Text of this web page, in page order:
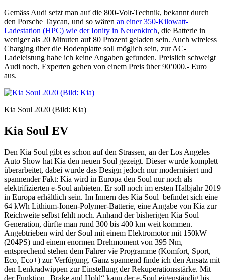
Gemäss Audi setzt man auf die 800-Volt-Technik, bekannt durch
den Porsche Taycan, und so wären an einer 350-Kilowatt-
Ladestation (HPC) wie der Ionity in Neuenkirch, die Batterie in
weniger als 20 Minuten auf 80 Prozent geladen sein. Auch wireless
Charging über die Bodenplatte soll möglich sein, zur AC-
Ladeleistung habe ich keine Angaben gefunden. Preislich schweigt
Audi noch, Experten gehen von einem Preis über 90’000.- Euro
aus.
Kia Soul 2020 (Bild: Kia)
Kia Soul EV
Den Kia Soul gibt es schon auf den Strassen, an der Los Angeles
Auto Show hat Kia den neuen Soul gezeigt. Dieser wurde komplett
überarbeitet, dabei wurde das Design jedoch nur modernisiert und
spannender Fakt: Kia wird in Europa den Soul nur noch als
elektrifizierten e-Soul anbieten. Er soll noch im ersten Halbjahr 2019
in Europa erhältlich sein. Im Innern des Kia Soul befindet sich eine
64 kWh Lithium-Ionen-Polymer-Batterie, eine Angabe von Kia zur
Reichweite selbst fehlt noch. Anhand der bisherigen Kia Soul
Generation, dürfte man rund 300 bis 400 km weit kommen.
Angebtrieben wird der Soul mit einem Elektromotor mit 150kW
(204PS) und einem enormen Drehmoment von 395 Nm,
entsprechend stehen dem Fahrer vie Programme (Komfort, Sport,
Eco, Eco+) zur Verfügung. Ganz spannend finde ich den Ansatz mit
den Lenkradwippen zur Einstellung der Rekuperationsstärke. Mit